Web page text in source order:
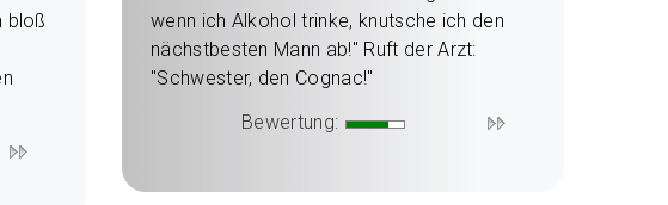
bloß
wenn ich Alkohol trinke, knutsche ich den
nächstbesten Mann ab!" Ruft der Arzt:
"Schwester, den Cognac!"
Bewertung: